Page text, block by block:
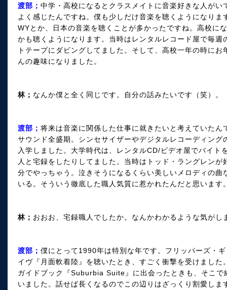
渡部； 中学・高校になるとクラスメイトに音楽好きな人が
よく感じたんですね。僕も少しだけ音楽を聴くようになり
WYとか、日本の音楽を聴くことが多かったですね。高校に
かも聴くようになります。当時はレンタルレコード屋で毎
トテープにダビングしてました。そして、高校一年の時に
んの趣味になりました。
林； なんか僕と全く同じです。自分の話みたいです（笑）。
渡部； 将来は音楽に関係した仕事に就きたいと考えていた
サウンド全盛期。シンセサイザーやデジタルレコーディン
入学しました。大学時代は、レンタルCD/ビデオ屋でバイト
人と宅録をしたりしてました。当時はトッド・ラングレン
分でやっちゃう。泣きそうになるくらい美しいメロディの
いる。そういう徹底した職人気質に惹かれたんだと思います
林； おおお、宅録職人でしたか。なんかわかるような気がし
渡部； 僕にとって1990年は特別な年です。フリッパーズ・
イヴ『月面軟着陸』を聴いたとき、すごく衝撃を受けまし
ガイドブック『Suburbia Suite』に出会ったときも、そこ
いました。話せば長くなるのでこの辺りはざっくり割愛し